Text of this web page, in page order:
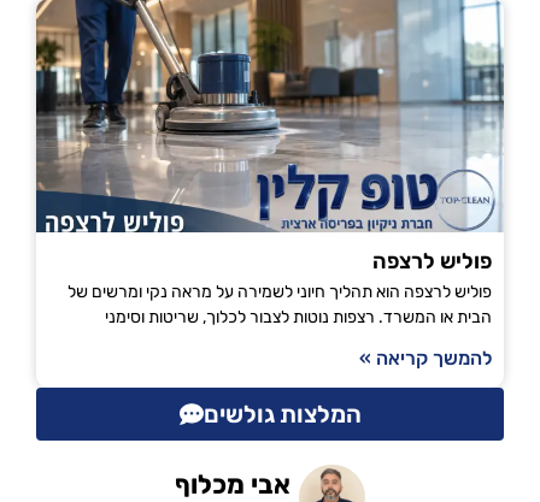
פוליש לרצפה
פוליש לרצפה הוא תהליך חיוני לשמירה על מראה נקי ומרשים של
הבית או המשרד. רצפות נוטות לצבור לכלוך, שריטות וסימני
להמשך קריאה »
המלצות גולשים
אבי מכלוף